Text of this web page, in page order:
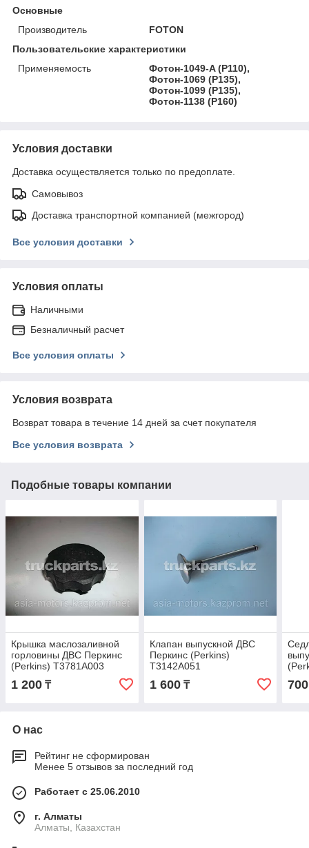
Основные
Производитель
FOTON
Пользовательские характеристики
Применяемость
Фотон-1049-A (P110),
Фотон-1069 (P135),
Фотон-1099 (P135),
Фотон-1138 (P160)
Условия доставки
Доставка осуществляется только по предоплате.
Самовывоз
Доставка транспортной компанией (межгород)
Все условия доставки
Условия оплаты
Наличными
Безналичный расчет
Все условия оплаты
Условия возврата
Возврат товара в течение 14 дней за счет покупателя
Все условия возврата
Подобные товары компании
Крышка маслозаливной
горловины ДВС Перкинс
(Perkins) T3781A003
1 200 ₸
Клапан выпускной ДВС
Перкинс (Perkins)
T3142A051
1 600₸ 700
О нас
Рейтинг не сформирован
Менее 5 отзывов за последний год
Работает с 25.06.2010
г. Алматы
Алматы, Казахстан